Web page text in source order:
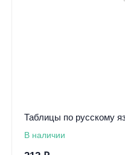
Таблицы по русскому
В наличии